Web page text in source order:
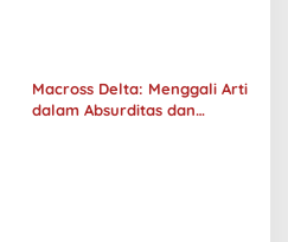
Macross Delta: Menggali Arti
dalam Absurditas dan